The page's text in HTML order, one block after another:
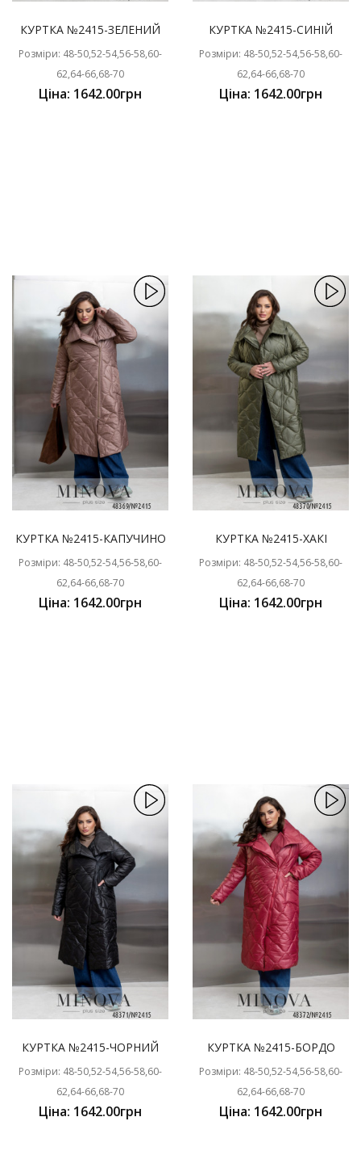
КУРТКА №2415-ЗЕЛЕНИЙ
Розміри: 48-50,52-54,56-58,60-
62,64-66,68-70
Ціна: 1642.00грн
КУРТКА №2415-СИНІЙ
Розміри: 48-50,52-54,56-58,60-
62,64-66,68-70
Ціна: 1642.00грн
КУРТКА №2415-КАПУЧИНО
Розміри: 48-50,52-54,56-58,60-
62,64-66,68-70
Ціна: 1642.00грн
КУРТКА №2415-ХАКІ
Розміри: 48-50,52-54,56-58,60-
62,64-66,68-70
Ціна: 1642.00грн
КУРТКА №2415-ЧОРНИЙ
Розміри: 48-50,52-54,56-58,60-
62,64-66,68-70
Ціна: 1642.00грн
КУРТКА №2415-БОРДО
Розміри: 48-50,52-54,56-58,60-
62,64-66,68-70
Ціна: 1642.00грн